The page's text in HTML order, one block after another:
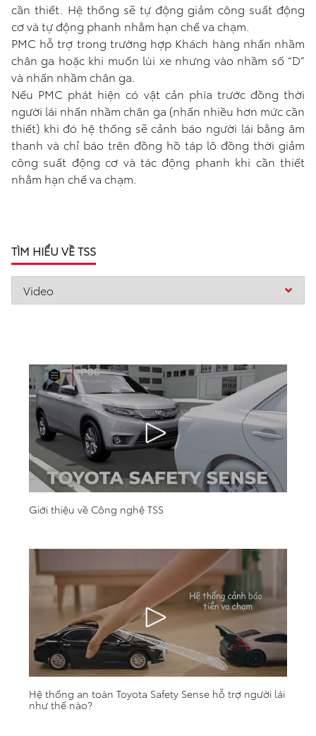
cần thiết. Hệ thống sẽ tự động giảm công suất động
cơ và tự động phanh nhằm hạn chế va chạm.
PMC hỗ trợ trong trường hợp Khách hàng nhấn nhầm
chân ga hoặc khi muốn lùi xe nhưng vào nhầm số “D”
và nhấn nhầm chân ga.
Nếu PMC phát hiện có vật cản phía trước đồng thời
người lái nhấn nhầm chân ga (nhấn nhiều hơn mức cần
thiết) khi đó hệ thống sẽ cảnh báo người lái bằng âm
thanh và chỉ báo trên đồng hồ táp lô đồng thời giảm
công suất động cơ và tác động phanh khi cần thiết
nhằm hạn chế va chạm.
TÌM HIỂU VỀ TSS
Giới thiệu về Công nghệ TSS
Hệ thống an toàn Toyota Safety Sense hỗ trợ người lái
như thế nào?